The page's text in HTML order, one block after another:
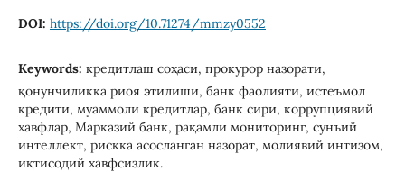
DOI: https://doi.org/10.71274/mmzy0552
Keywords: кредитлаш соҳаси, прокурор назорати,
қонунчиликка риоя этилиши, банк фаолияти, истеъмол
кредити, муаммоли кредитлар, банк сири, коррупциявий
хавфлар, Марказий банк, рақамли мониторинг, сунъий
интеллект, рискка асосланган назорат, молиявий интизом,
иқтисодий хавфсизлик.